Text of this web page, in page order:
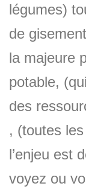
légumes)
de
la majeure
potable,
des
, (toutes
l’enjeu est
voyez ou